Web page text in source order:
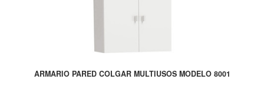
ARMARIO PARED COLGAR MULTIUSOS MODELO 8001